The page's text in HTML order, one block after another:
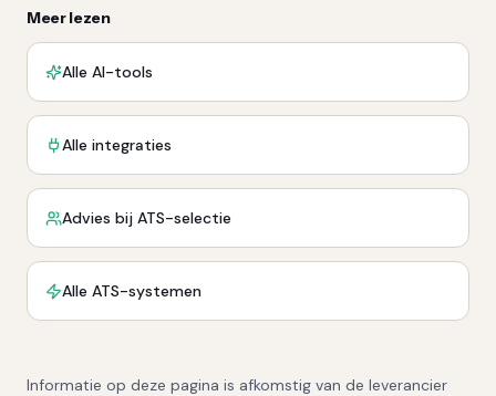
Meer lezen
Alle AI-tools
Alle integraties
Advies bij ATS-selectie
Alle ATS-systemen
Informatie op deze pagina is afkomstig van de leverancier